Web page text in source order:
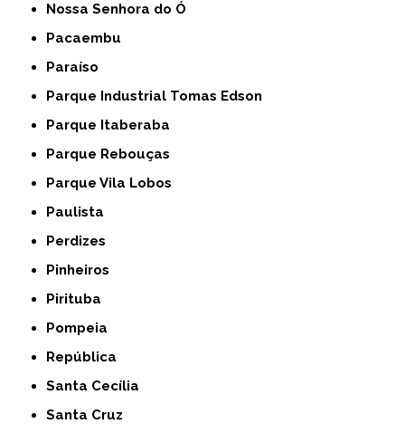
Nossa Senhora do Ó
Pacaembu
Paraíso
Parque Industrial Tomas Edson
Parque Itaberaba
Parque Rebouças
Parque Vila Lobos
Paulista
Perdizes
Pinheiros
Pirituba
Pompeia
República
Santa Cecília
Santa Cruz